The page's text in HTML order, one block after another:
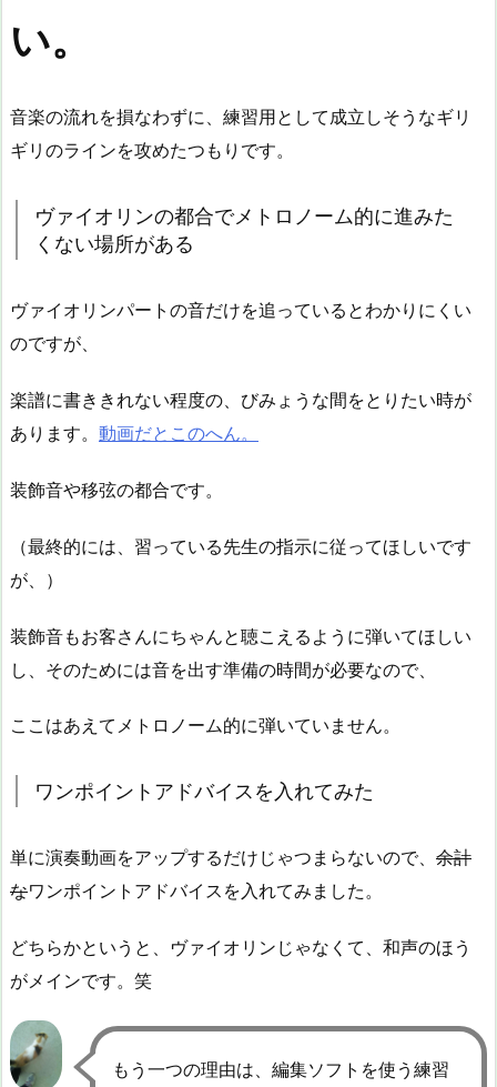
い。
音楽の流れを損なわずに、練習用として成立しそうなギリ
ギリのラインを攻めたつもりです。
ヴァイオリンの都合でメトロノーム的に進みた
くない場所がある
ヴァイオリンパートの音だけを追っているとわかりにくい
のですが、
楽譜に書ききれない程度の、びみょうな間をとりたい時が
あります。 動画だとこのへん。
装飾音や移弦の都合です。
（最終的には、習っている先生の指示に従ってほしいです
が、）
装飾音もお客さんにちゃんと聴こえるように弾いてほしい
し、そのためには音を出す準備の時間が必要なので、
ここはあえてメトロノーム的に弾いていません。
ワンポイントアドバイスを入れてみた
単に演奏動画をアップするだけじゃつまらないので、 余計
なワンポイントアドバイスを入れてみました。
どちらかというと、ヴァイオリンじゃなくて、和声のほう
がメインです。笑
もう一つの理由は、編集ソフトを使う練習